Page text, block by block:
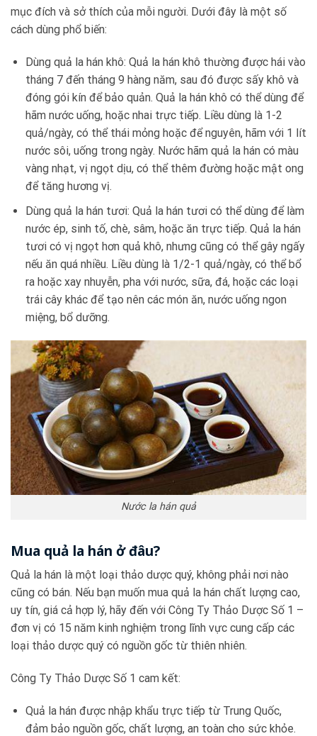
mục đích và sở thích của mỗi người. Dưới đây là một số
cách dùng phổ biến:
Dùng quả la hán khô: Quả la hán khô thường được hái vào
tháng 7 đến tháng 9 hàng năm, sau đó được sấy khô và
đóng gói kín để bảo quản. Quả la hán khô có thể dùng để
hãm nước uống, hoặc nhai trực tiếp. Liều dùng là 1-2
quả/ngày, có thể thái mỏng hoặc để nguyên, hãm với 1 lít
nước sôi, uống trong ngày. Nước hãm quả la hán có màu
vàng nhạt, vị ngọt dịu, có thể thêm đường hoặc mật ong
để tăng hương vị.
Dùng quả la hán tươi: Quả la hán tươi có thể dùng để làm
nước ép, sinh tố, chè, sâm, hoặc ăn trực tiếp. Quả la hán
tươi có vị ngọt hơn quả khô, nhưng cũng có thể gây ngấy
nếu ăn quá nhiều. Liều dùng là 1/2-1 quả/ngày, có thể bổ
ra hoặc xay nhuyễn, pha với nước, sữa, đá, hoặc các loại
trái cây khác để tạo nên các món ăn, nước uống ngon
miệng, bổ dưỡng.
Nước la hán quả
Mua quả la hán ở đâu?
Quả la hán là một loại thảo dược quý, không phải nơi nào
cũng có bán. Nếu bạn muốn mua quả la hán chất lượng cao,
uy tín, giá cả hợp lý, hãy đến với Công Ty Thảo Dược Số 1 –
đơn vị có 15 năm kinh nghiệm trong lĩnh vực cung cấp các
loại thảo dược quý có nguồn gốc từ thiên nhiên.
Công Ty Thảo Dược Số 1 cam kết:
Quả la hán được nhập khẩu trực tiếp từ Trung Quốc,
đảm bảo nguồn gốc, chất lượng, an toàn cho sức khỏe.